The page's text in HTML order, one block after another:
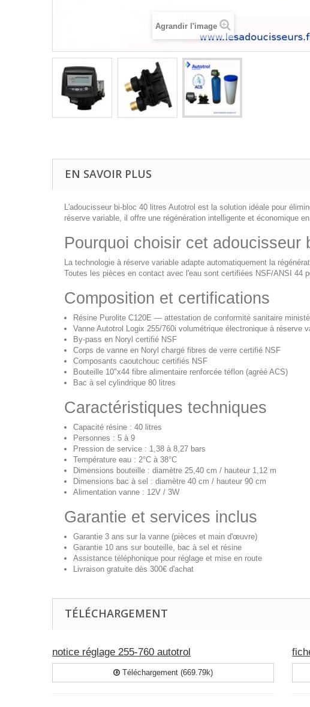
Agrandir l'image
EN SAVOIR PLUS
L'adoucisseur bi-bloc 40 litres Autotrol est la solution idéale pour
réserve variable, il offre une régénération intelligente et économique
Pourquoi choisir cet adoucisseur
La technologie à réserve variable adapte automatiquement la
Toutes les pièces en contact avec l'eau sont certifiées NSF/ANSI 44
Composition et certifications
Résine Purolite C120E — attestation de conformité sanitaire
Vanne Autotrol Logix 255/760i volumétrique électronique à réserve
By-pass en Noryl certifié NSF
Corps de vanne en Noryl chargé fibres de verre certifié NSF
Composants caoutchouc certifiés NSF
Bouteille 10"x44 fibre alimentaire renforcée téflon (agréé ACS)
Bac à sel cylindrique 80 litres
Caractéristiques techniques
Capacité résine : 40 litres
Personnes : 5 à 9
Pression de service : 1,38 à 8,27 bars
Température eau : 2°C à 38°C
Dimensions bouteille : diamètre 25,40 cm / hauteur 1,12 m
Dimensions bac à sel : diamètre 40 cm / hauteur 90 cm
Alimentation vanne : 12V / 3W
Garantie et services inclus
Garantie 3 ans sur la vanne (pièces et main d'œuvre)
Garantie 10 ans sur bouteille, bac à sel et résine
Assistance téléphonique pour réglage et mise en route
Livraison gratuite dès 300€ d'achat
TÉLÉCHARGEMENT
notice réglage 255-760 autotrol
Téléchargement (669.79k)